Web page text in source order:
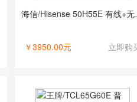
海信/
￥3950.00元 立即购